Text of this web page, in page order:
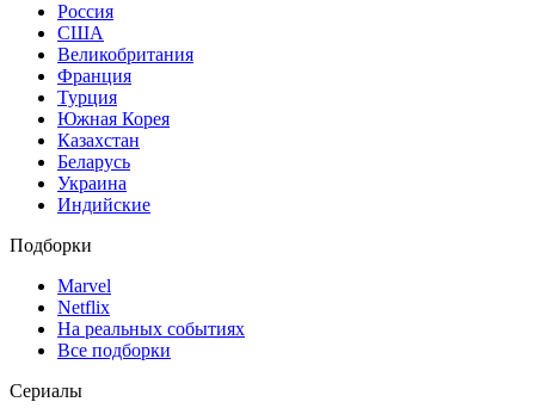
Россия
США
Великобритания
Франция
Турция
Южная Корея
Казахстан
Беларусь
Украина
Индийские
Подборки
Marvel
Netflix
На реальных событиях
Все подборки
Сериалы